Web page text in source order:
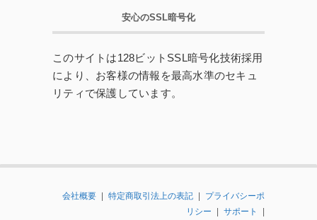
安心のSSL暗号化
このサイトは128ビットSSL暗号化技術採用
により、お客様の情報を最高水準のセキュ
リティで保護しています。
会社概要 | 特定商取引法上の表記 |
プライバシーポ
リシー
| サポート |